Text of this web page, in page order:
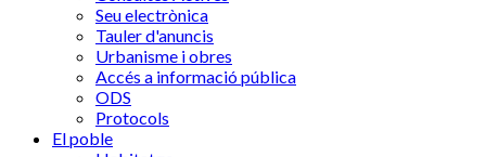
Seu electrònica
Tauler d'anuncis
Urbanisme i obres
Accés a informació pública
ODS
Protocols
El poble